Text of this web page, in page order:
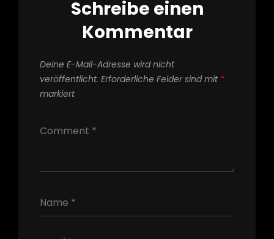
Schreibe einen
Kommentar
Deine E-Mail-Adresse wird nicht
veröffentlicht. Erforderliche Felder sind mit *
markiert